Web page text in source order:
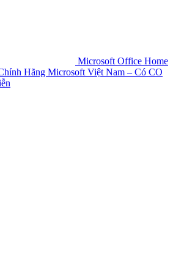
Microsoft Office Home
Hãng Microsoft Việt Nam – Có CO